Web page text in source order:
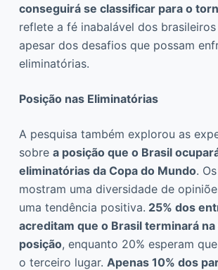
conseguirá se classificar para o
reflete a fé inabalável dos
apesar dos desafios que possam
eliminatórias.
Posição nas Eliminatórias
A pesquisa também explorou as
sobre a posição que o Brasil
eliminatórias da Copa do Mundo.
mostram uma diversidade de
uma tendência positiva. 25% dos
acreditam que o Brasil terminará
posição, enquanto 20% esperam
o terceiro lugar. Apenas 10% dos